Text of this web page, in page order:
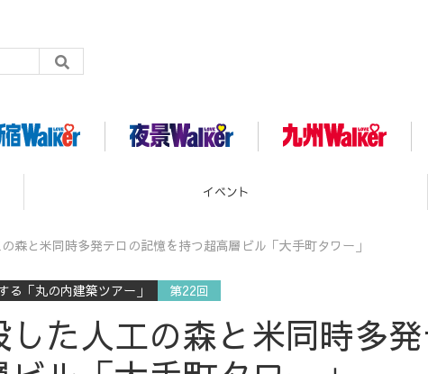
グルメ
森と米同時多発テロの記憶を持つ超高層ビル「大手町タワー」
「丸の内建築ツアー」 第22回
た人工の森と米同時多